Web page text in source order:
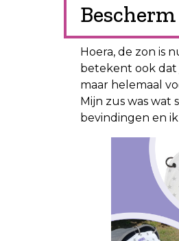
Hoera, de zon is
betekent ook dat
maar helemaal
Mijn zus was
bevindingen en